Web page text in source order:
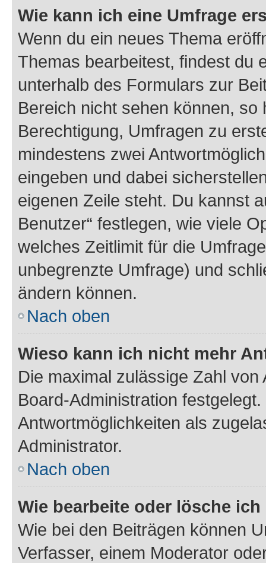
Wie kann ich eine Umfrage
Wenn du ein neues Thema
Themas bearbeitest, findest du
unterhalb des Formulars zur
Bereich nicht sehen können,
Berechtigung, Umfragen zu
mindestens zwei
eingeben und dabei
eigenen Zeile steht. Du kannst
Benutzer“ festlegen, wie viele
welches Zeitlimit für die
unbegrenzte Umfrage) und
ändern können.
Nach oben
Wieso kann ich nicht mehr
Die maximal zulässige Zahl
Board-Administration
Antwortmöglichkeiten als
Administrator.
Nach oben
Wie bearbeite oder lösche
Wie bei den Beiträgen können
Verfasser, einem Moderator